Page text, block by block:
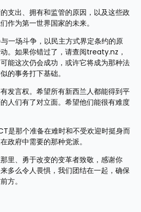
支出、拥有和监管的原因，以及这些政
作为第一世界国家的未来。
一场斗争，以民主方式界定条约的原
。如果你错过了，请查阅treaty.nz，
能这次仍会成功，或许它将成为那种法
的事务打下基础。
发言权。希望所有新西兰人都能得到平
人们有了对立面。希望他们能很有难度
是那个准备在难时和不受欢迎时挺身而
政府中需要的那种党派。
里、勇于改变的变革者致敬，感谢你
多么令人畏惧，我们团结在一起，确保
方。